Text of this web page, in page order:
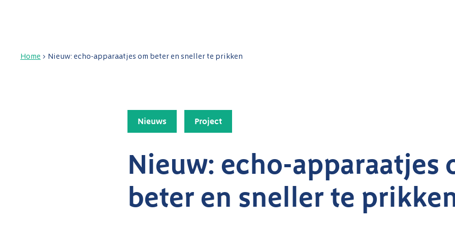
Home > Nieuw: echo-apparaatjes om beter en sneller te prikken
Nieuws Project
Nieuw: echo-apparaatjes
beter en sneller te